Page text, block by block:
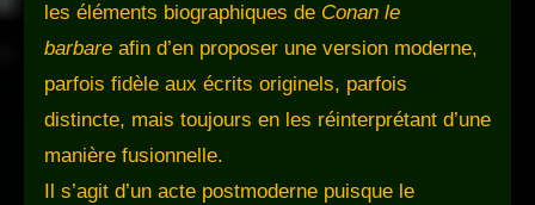
les éléments biographiques de Conan le
barbare afin d’en proposer une version moderne,
parfois fidèle aux écrits originels, parfois
distincte, mais toujours en les réinterprétant d’une
manière fusionnelle.
Il s’agit d’un acte postmoderne puisque le